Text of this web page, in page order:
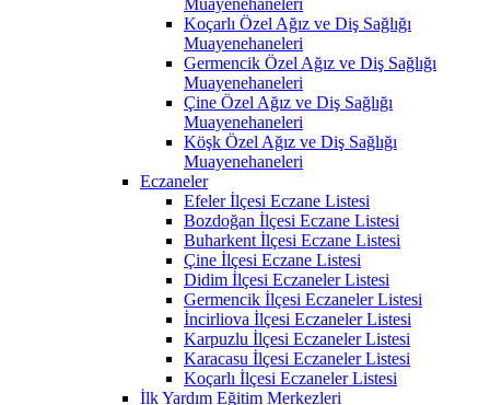
Koçarlı Özel Ağız ve Diş Sağlığı
Muayenehaneleri
Germencik Özel Ağız ve Diş Sağlığı
Muayenehaneleri
Çine Özel Ağız ve Diş Sağlığı
Muayenehaneleri
Köşk Özel Ağız ve Diş Sağlığı
Muayenehaneleri
Eczaneler
Efeler İlçesi Eczane Listesi
Bozdoğan İlçesi Eczane Listesi
Buharkent İlçesi Eczane Listesi
Çine İlçesi Eczane Listesi
Didim İlçesi Eczaneler Listesi
Germencik İlçesi Eczaneler Listesi
İncirliova İlçesi Eczaneler Listesi
Karpuzlu İlçesi Eczaneler Listesi
Karacasu İlçesi Eczaneler Listesi
Koçarlı İlçesi Eczaneler Listesi
İlk Yardım Eğitim Merkezleri